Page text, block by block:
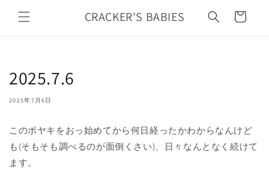
ンツに
進む
CRACKER'S BABIES
ー
2025.7.6
2025年7月6日
このボヤキをおっ始めてから何日経ったかわからなんけど
も(そもそも調べるのが面倒くさい)、日々なんとなく続けて
ます。